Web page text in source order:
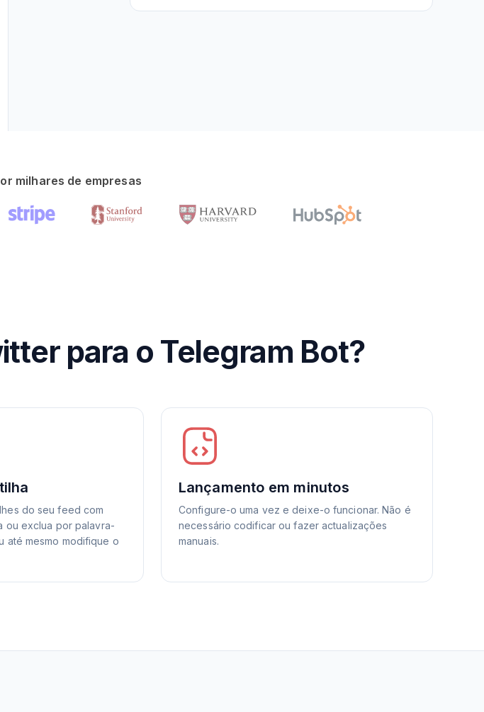
milhares de empresas
para o Telegram Bot?
do seu feed com
ou exclua por palavra-
até mesmo modifique o
Lançamento em minutos
Configure-o uma vez e deixe-o funcionar. Não é
necessário codificar ou fazer actualizações
manuais.